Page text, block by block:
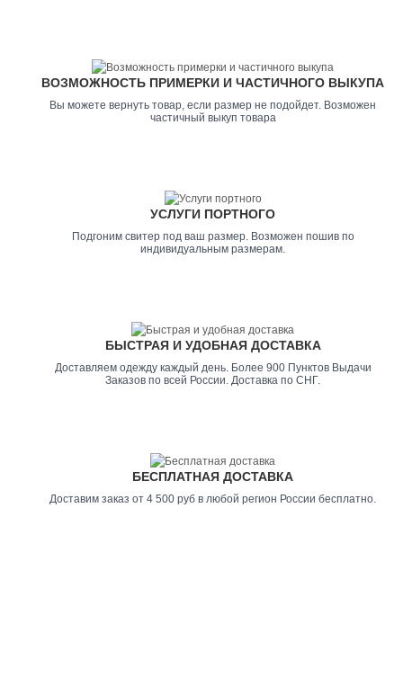
ВОЗМОЖНОСТЬ ПРИМЕРКИ И ЧАСТИЧНОГО ВЫКУПА
Вы можете вернуть товар, если размер не подойдет. Возможен
частичный выкуп товара
УСЛУГИ ПОРТНОГО
Подгоним свитер под ваш размер. Возможен пошив по
индивидуальным размерам.
БЫСТРАЯ И УДОБНАЯ ДОСТАВКА
Доставляем одежду каждый день. Более 900 Пунктов Выдачи
Заказов по всей России. Доставка по СНГ.
БЕСПЛАТНАЯ ДОСТАВКА
Доставим заказ от 4 500 руб в любой регион России бесплатно.